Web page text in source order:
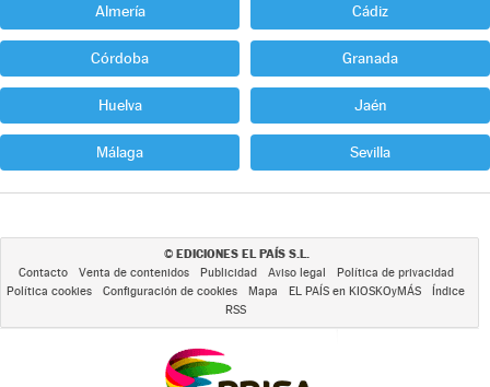
Almería Cádiz
Córdoba Granada
Huelva Jaén
Málaga Sevilla
© EDICIONES EL PAÍS S.L.
Contacto Venta de contenidos Publicidad Aviso legal
Política de privacidad
Política cookies
Configuración de cookies Mapa EL PAÍS en KIOSKOyMÁS
Índice
RSS